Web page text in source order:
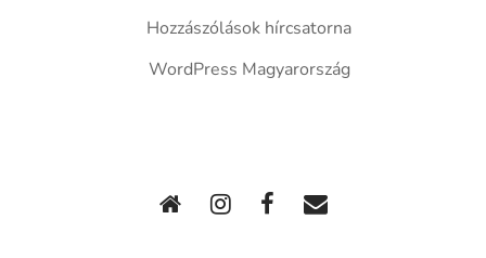
Hozzászólások hírcsatorna
WordPress Magyarország